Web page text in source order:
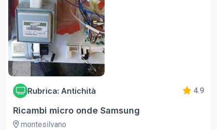
Rubrica: Antichità 4.9
Ricambi micro onde Samsung
montesilvano